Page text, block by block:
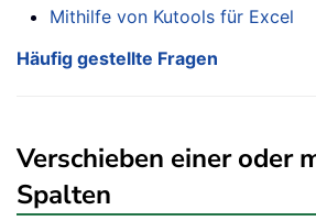
Mithilfe von Kutools für Excel
Häufig gestellte Fragen
Verschieben einer oder
Spalten